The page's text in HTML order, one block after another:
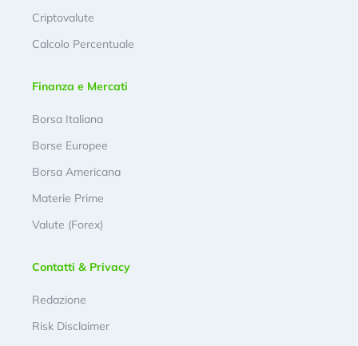
Criptovalute
Calcolo Percentuale
Finanza e Mercati
Borsa Italiana
Borse Europee
Borsa Americana
Materie Prime
Valute (Forex)
Contatti & Privacy
Redazione
Risk Disclaimer